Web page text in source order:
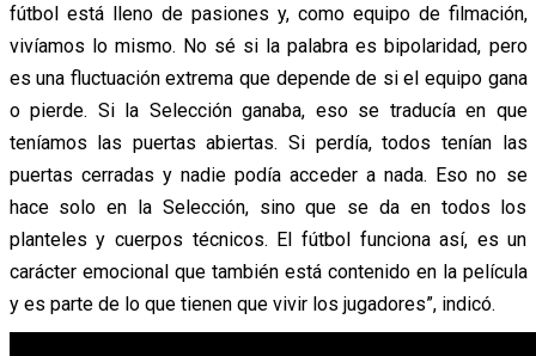
fútbol está lleno de pasiones y, como equipo de filmación,
vivíamos lo mismo. No sé si la palabra es bipolaridad, pero
es una fluctuación extrema que depende de si el equipo gana
o pierde. Si la Selección ganaba, eso se traducía en que
teníamos las puertas abiertas. Si perdía, todos tenían las
puertas cerradas y nadie podía acceder a nada. Eso no se
hace solo en la Selección, sino que se da en todos los
planteles y cuerpos técnicos. El fútbol funciona así, es un
carácter emocional que también está contenido en la película
y es parte de lo que tienen que vivir los jugadores”, indicó.